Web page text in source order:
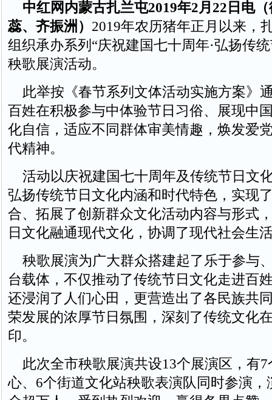
中红网内蒙古扎兰屯2019年2月22日电
蕊、齐振洲） 2019年农历猪年正月以来，
组织承办系列“庆祝建国七十周年·弘扬传
秧歌展演活动。
此举按《春节系列文体活动实施方案》
百姓在积极参与中体验节日习俗、展现中
化自信，适应不同群体审美情趣，焕发爱
代精神。
活动以庆祝建国七十周年及传统节日文
弘扬传统节日文化内涵和时代特色，实现
合、拓展了创新群众文化活动内容与形式
日文化融通现代文化，协调了现代社会生
秧歌展演为广大群众搭建起了乐于参与
台载体，不仅推动了传统节日文化走进百
还浸润了人们心田，更营造出了各民族共
荣发展的浓厚节日氛围，深刻了传统文化
印。
此次全市秧歌展演共设13个展演区，有7
心、6个街道文化站秧歌表演队同时参演，